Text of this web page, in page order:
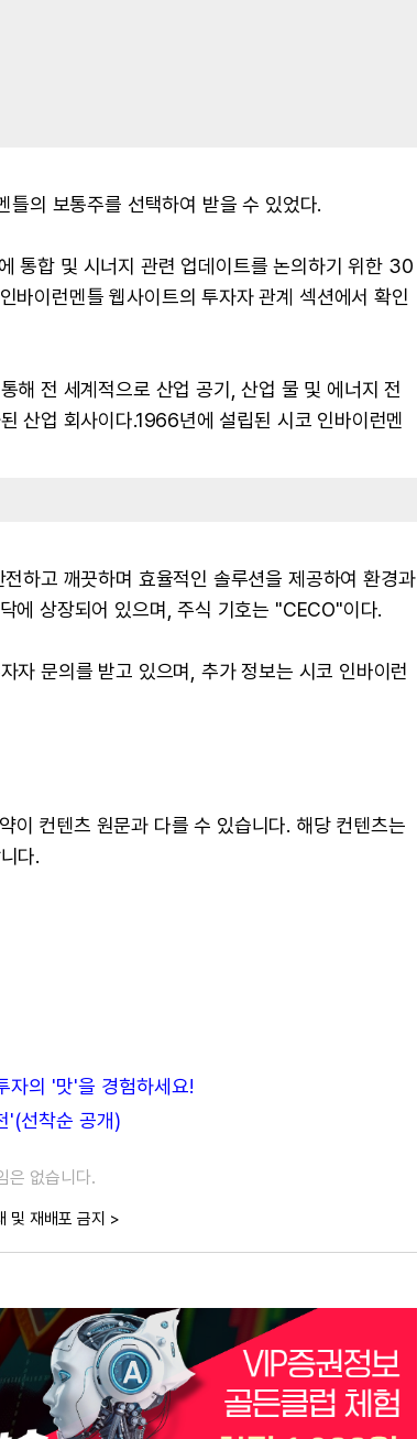
의 보통주를 선택하여 받을 수 있었다.
통합 및 시너지 관련 업데이트를 논의하기 위한 30
바이런멘틀 웹사이트의 투자자 관계 섹션에서 확인
해 전 세계적으로 산업 공기, 산업 물 및 에너지 전
산업 회사이다.1966년에 설립된 시코 인바이런멘
하고 깨끗하며 효율적인 솔루션을 제공하여 환경과
에 상장되어 있으며, 주식 기호는 "CECO"이다.
자 문의를 받고 있으며, 추가 정보는 시코 인바이런
이 컨텐츠 원문과 다를 수 있습니다. 해당 컨텐츠는
다.
자의 '맛'을 경험하세요!
선착순 공개)
은 없습니다.
및 재배포 금지 >